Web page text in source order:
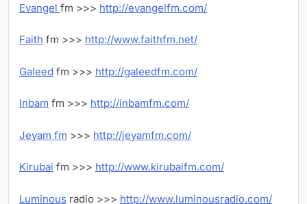
Evangel fm >>> http://evangelfm.com/
Faith fm >>> http://www.faithfm.net/
Galeed fm >>> http://galeedfm.com/
Inbam fm >>> http://inbamfm.com/
Jeyam fm >>> http://jeyamfm.com/
Kirubai fm >>> http://www.kirubaifm.com/
Luminous radio >>> http://www.luminousradio.com/